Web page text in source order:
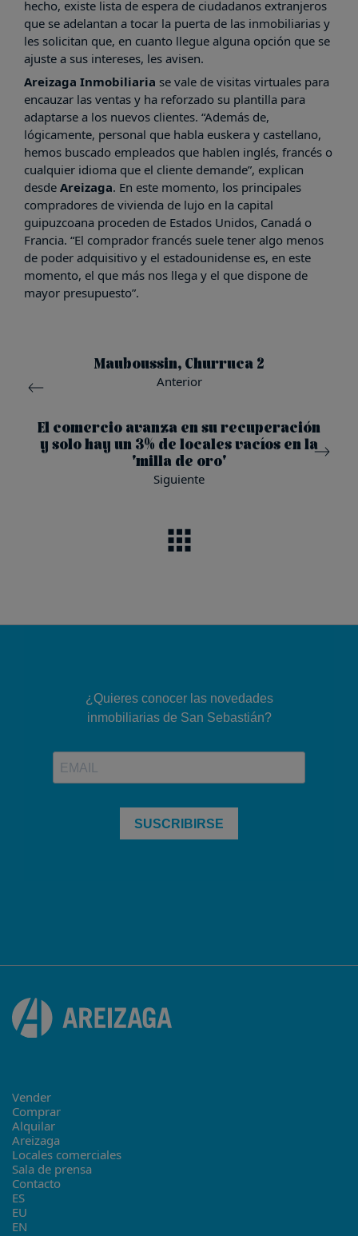
hecho, existe lista de espera de ciudadanos extranjeros
que se adelantan a tocar la puerta de las inmobiliarias y
les solicitan que, en cuanto llegue alguna opción que se
ajuste a sus intereses, les avisen.
Areizaga Inmobiliaria se vale de visitas virtuales para
encauzar las ventas y ha reforzado su plantilla para
adaptarse a los nuevos clientes. “Además de,
lógicamente, personal que habla euskera y castellano,
hemos buscado empleados que hablen inglés, francés o
cualquier idioma que el cliente demande”, explican
desde Areizaga. En este momento, los principales
compradores de vivienda de lujo en la capital
guipuzcoana proceden de Estados Unidos, Canadá o
Francia. “El comprador francés suele tener algo menos
de poder adquisitivo y el estadounidense es, en este
momento, el que más nos llega y el que dispone de
mayor presupuesto”.
Mauboussin, Churruca 2
Anterior
El comercio avanza en su recuperación
y solo hay un 3% de locales vacíos en la
'milla de oro'
Siguiente
Vender
Comprar
Alquilar
Areizaga
Locales comerciales
Sala de prensa
Contacto
ES
EU
EN